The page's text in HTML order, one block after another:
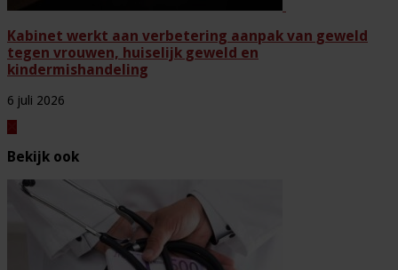
Kabinet werkt aan verbetering aanpak van geweld
tegen vrouwen, huiselijk geweld en
kindermishandeling
6 juli 2026
Bekijk ook